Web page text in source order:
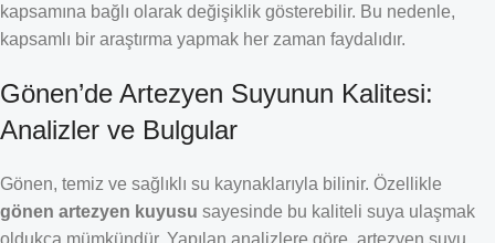
kapsamına bağlı olarak değişiklik gösterebilir. Bu nedenle,
kapsamlı bir araştırma yapmak her zaman faydalıdır.
Gönen’de Artezyen Suyunun Kalitesi:
Analizler ve Bulgular
Gönen, temiz ve sağlıklı su kaynaklarıyla bilinir. Özellikle
gönen artezyen kuyusu sayesinde bu kaliteli suya ulaşmak
oldukça mümkündür. Yapılan analizlere göre, artezyen suyu